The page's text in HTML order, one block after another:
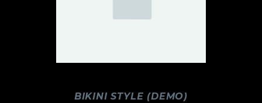
BIKINI STYLE (DEMO)